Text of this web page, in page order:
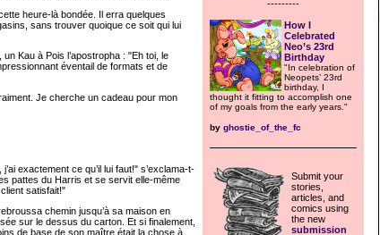
heure-là bondée. Il erra quelques
sans trouver quoique ce soit qui lui
Kau à Pois l’apostropha : "Eh toi, le
éventail de formats et de
Je cherche un cadeau pour mon
exactement ce qu’il lui faut!" s’exclama-t-
pattes du Harris et se servit elle-même
satisfait!"
chemin jusqu’à sa maison en
sur le dessus du carton. Et si finalement,
de base de son maître était la chose à
---------
How I
Celebrated
Neo’s 23rd
Birthday
"In celebration of
Neopets’ 23rd
birthday, I
thought it fitting to accomplish one
of my goals from the early years."
by ghostie_of_the_fc
Submit your
stories,
articles, and
comics using
the new
submission